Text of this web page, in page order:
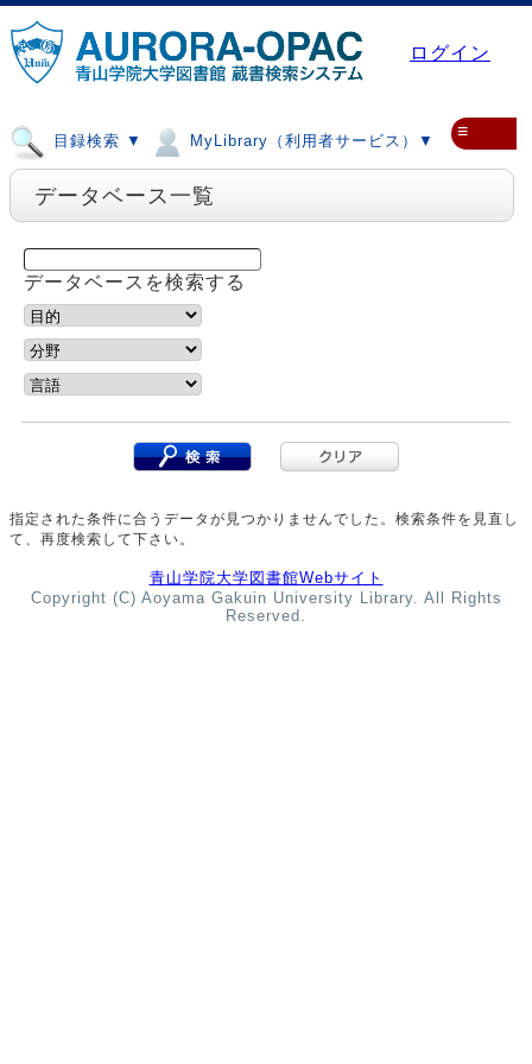
ログイン
目録検索 ▼ MyLibrary（利用者サービス）▼ ≡
データベース一覧
データベースを検索する
指定された条件に合うデータが見つかりませんでした。検索条件を見直し
て、再度検索して下さい。
青山学院大学図書館Webサイト
Copyright (C) Aoyama Gakuin University Library. All Rights
Reserved.